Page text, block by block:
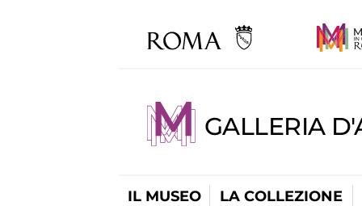
GALLERIA
IL MUSEO LA COLLEZIONE